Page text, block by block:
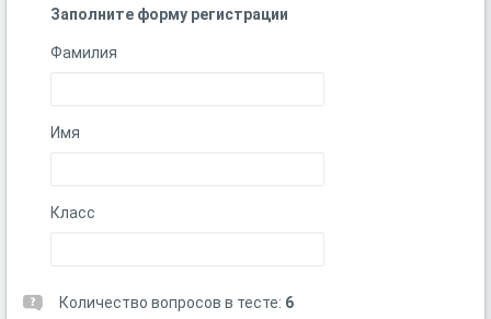
Заполните форму регистрации
Фамилия
Имя
Класс
Количество вопросов в тесте: 6